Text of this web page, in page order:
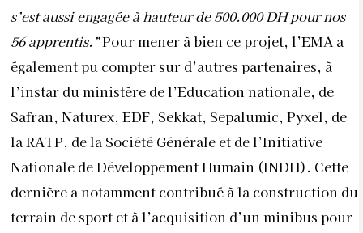
s’est aussi engagée à hauteur de 500.000 DH pour nos
56 apprentis.”Pour mener à bien ce projet, l’EMA a
également pu compter sur d’autres partenaires, à
l’instar du ministère de l’Education nationale, de
Safran, Naturex, EDF, Sekkat, Sepalumic, Pyxel, de
la RATP, de la Société Générale et de l’Initiative
Nationale de Développement Humain (INDH). Cette
dernière a notamment contribué à la construction du
terrain de sport et à l’acquisition d’un minibus pour